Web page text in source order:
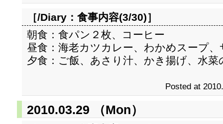
［/Diary： 食事内容(3/30)］
朝食：食パン２枚、コーヒー
昼食：海老カツカレー、わかめスープ、
夕食：ご飯、あさり汁、かき揚げ、水菜
Posted at
2010.03.29 （Mon）